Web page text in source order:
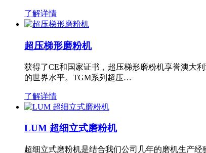
了解详情
超压梯形磨粉机
获得了CE和国家证书，超压梯形磨粉机享誉澳大
的世界水平。TGM系列超压…
了解详情
LUM 超细立式磨粉机
超细立式磨粉机是结合我们公司几年的磨机生产